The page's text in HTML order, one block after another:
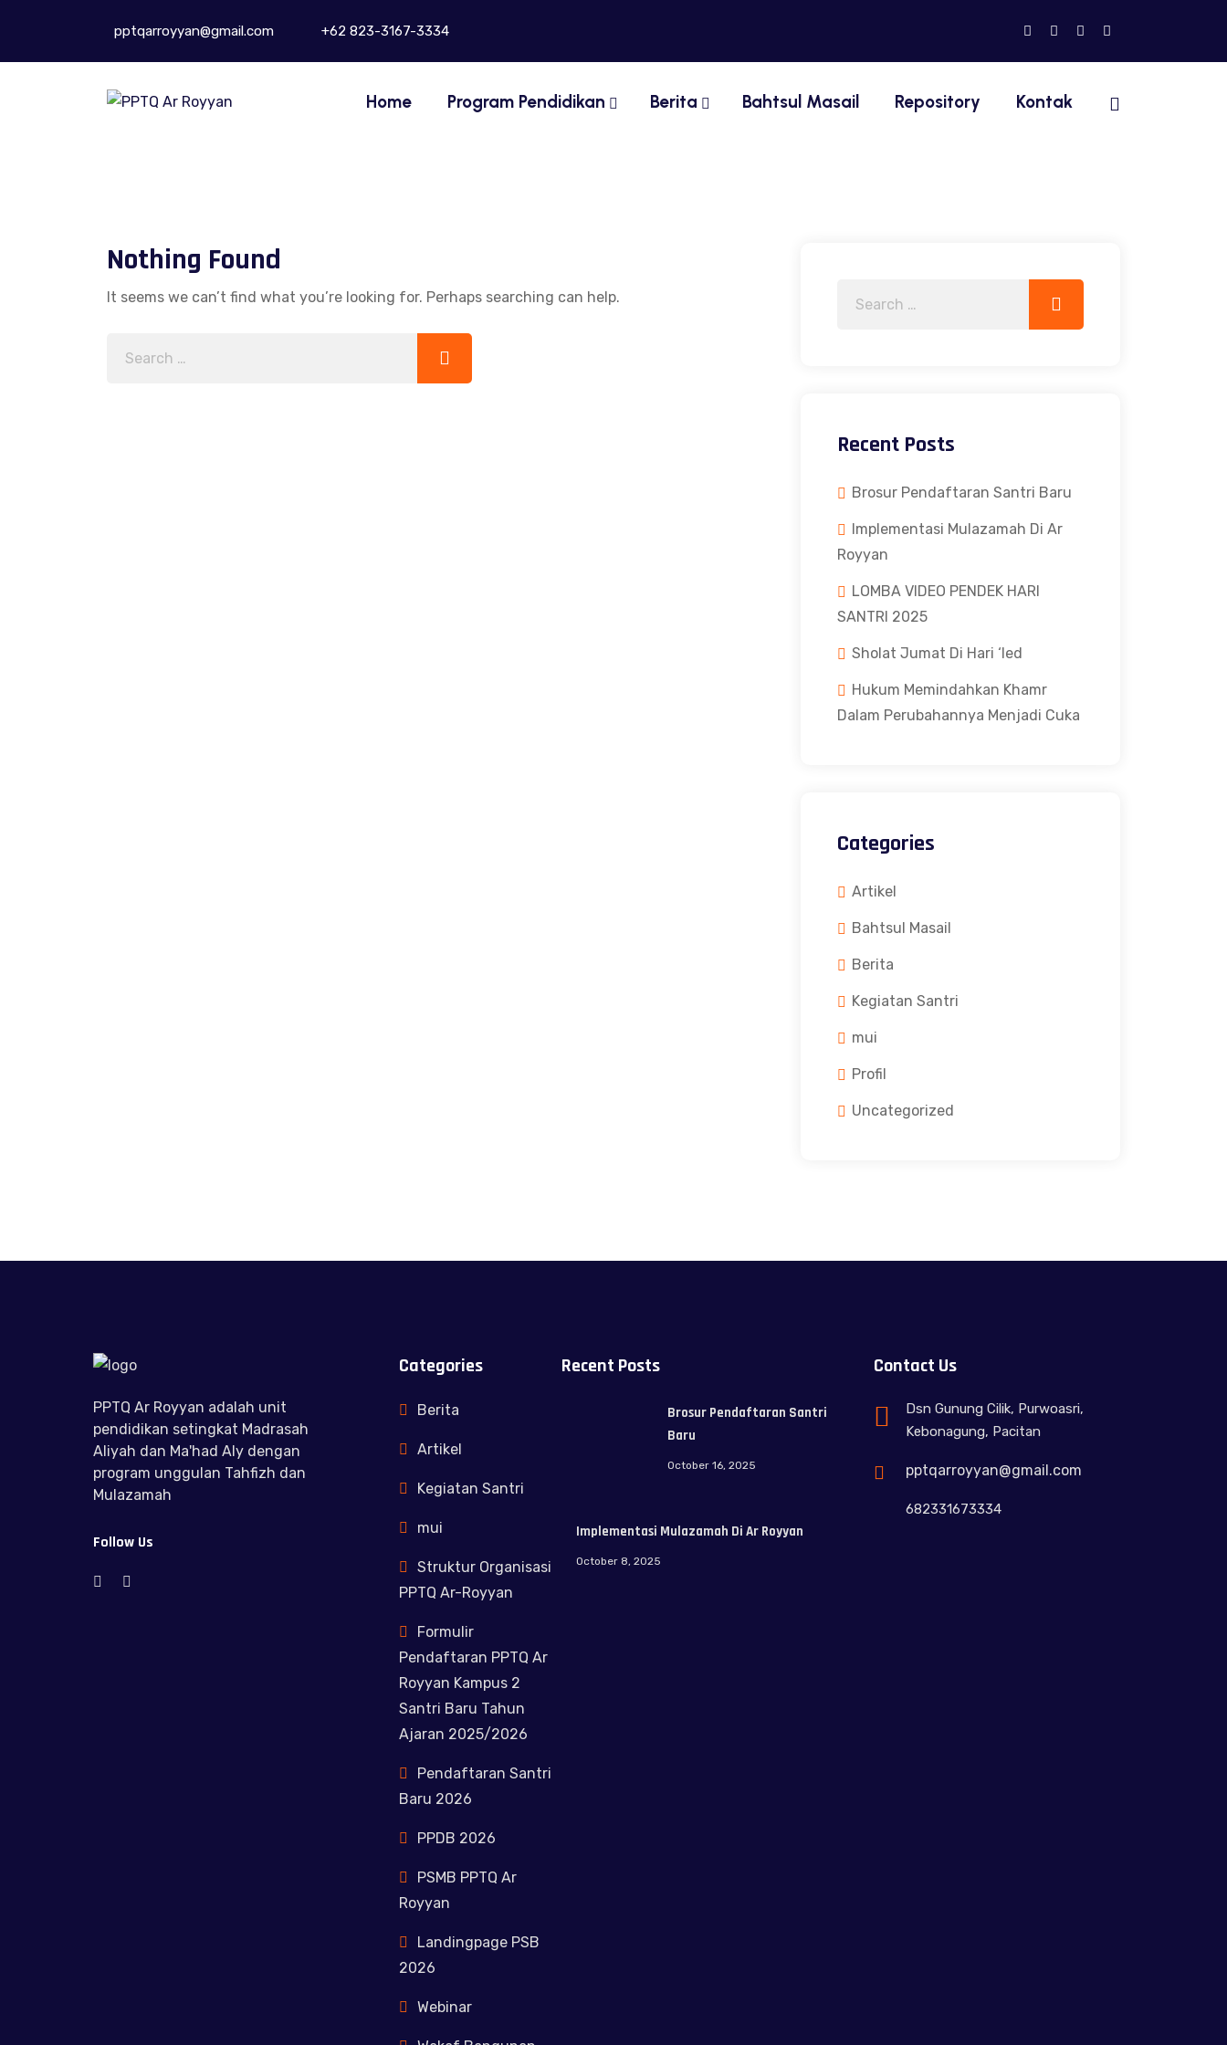
pptqarroyyan@gmail.com +62 823-3167-3334
Home Program Pendidikan Berita Bahtsul Masail Repository Kontak
Nothing Found
It seems we can’t find what you’re looking for. Perhaps searching can help.
Search
Search
Recent Posts
Brosur Pendaftaran Santri Baru
Implementasi Mulazamah Di Ar
Royyan
LOMBA VIDEO PENDEK HARI
SANTRI 2025
Sholat Jumat Di Hari ‘Ied
Hukum Memindahkan Khamr
Dalam Perubahannya Menjadi Cuka
Categories
Artikel
Bahtsul Masail
Berita
Kegiatan Santri
mui
Profil
Uncategorized
PPTQ Ar Royyan adalah unit
pendidikan setingkat Madrasah
Aliyah dan Ma'had Aly dengan
program unggulan Tahfizh dan
Mulazamah
Follow Us
Categories
Berita
Artikel
Kegiatan Santri
mui
Struktur Organisasi
PPTQ Ar-Royyan
Formulir
Pendaftaran PPTQ Ar
Royyan Kampus 2
Santri Baru Tahun
Ajaran 2025/2026
Pendaftaran Santri
Baru 2026
PPDB 2026
PSMB PPTQ Ar
Royyan
Landingpage PSB
2026
Webinar
Recent Posts
Brosur Pendaftaran Santri
Baru
October 16, 2025
Implementasi Mulazamah Di Ar Royyan
October 8, 2025
Contact Us
Dsn Gunung Cilik, Purwoasri,
Kebonagung, Pacitan
pptqarroyyan@gmail.com
682331673334